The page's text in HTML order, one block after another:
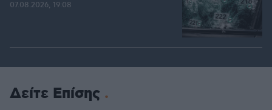
07.08.2026, 19:08
Δείτε Επίσης